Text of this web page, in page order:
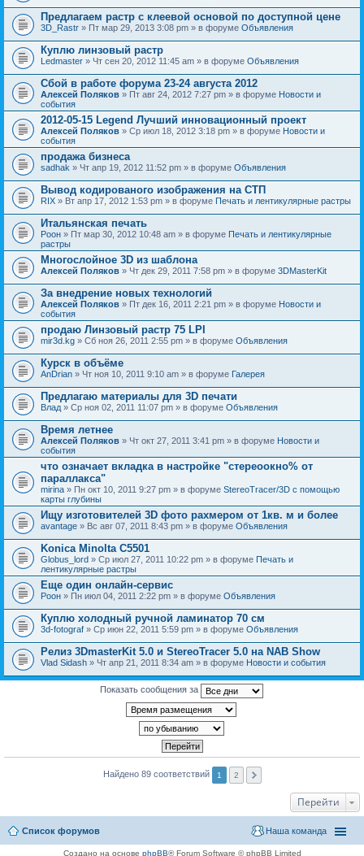
Предлагаем растр с клеевой основой по доступной цене
3D_Rastr » Пт мар 29, 2013 3:08 pm » в форуме Объявления
Куплю линзовый растр
Ledmaster » Чт сен 20, 2012 11:45 am » в форуме Объявления
Сбой в работе форума 23-24 августа 2012
Алексей Поляков » Пт авг 24, 2012 7:27 pm » в форуме Новости и
события
2012-05-15 Legend Лучший инновационный проект
Алексей Поляков » Ср июл 18, 2012 3:18 pm » в форуме Новости и
события
продажа бизнеса
sadhak » Чт апр 19, 2012 11:52 pm » в форуме Объявления
Вывод кодированого изображения на СТП
RIX » Вт апр 17, 2012 1:53 pm » в форуме Печать и лентикулярные растры
Итальянская печать
Pоон » Пт мар 30, 2012 10:48 am » в форуме Печать и лентикулярные
растры
Многослойное 3D из шаблона
Алексей Поляков » Чт дек 29, 2011 7:58 pm » в форуме 3DMasterKit
За внедрение новых технологий
Алексей Поляков » Пт дек 16, 2011 2:21 pm » в форуме Новости и
события
продаю Линзовый растр 75 LPI
mir3d.kg » Сб ноя 26, 2011 2:55 pm » в форуме Объявления
Курск в объёме
AnDrian » Чт ноя 10, 2011 9:10 am » в форуме Галерея
Предлагаю материалы для 3D печати
Влад » Ср ноя 02, 2011 11:07 pm » в форуме Объявления
Время летнее
Алексей Поляков » Чт окт 27, 2011 3:41 pm » в форуме Новости и
события
что означает вкладка в настройке "стереоокно% от
параллакса"
mirina » Пн окт 10, 2011 9:27 pm » в форуме StereoTracer/3D с помощью
карты глубины
Ищу изготовителей 3D фото рахмером от 1кв. м и более
avantage » Вс авг 07, 2011 8:43 pm » в форуме Объявления
Konica Minolta C5501
Globus_lord » Ср июл 27, 2011 10:22 pm » в форуме Печать и
лентикулярные растры
Еще один онлайн-сервис
Pоон » Пн июл 04, 2011 2:22 pm » в форуме Объявления
Куплю холодный ручной ламинатор 70 см
3d-fotograf » Ср июн 22, 2011 5:59 pm » в форуме Объявления
Релиз 3DmasterKit 5.0 и StereoTracer 5.0 на NAB Show
Vlad Sidash » Чт апр 21, 2011 8:34 am » в форуме Новости и события
Показать сообщения за
Найдено 89 соответствий 1 2
Перейти
Список форумов Наша команда
Создано на основе phpBB® Forum Software © phpBB Limited